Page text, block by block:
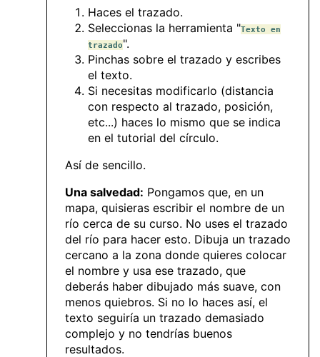
Haces el trazado.
Seleccionas la herramienta "Texto en
trazado".
Pinchas sobre el trazado y escribes
el texto.
Si necesitas modificarlo (distancia
con respecto al trazado, posición,
etc...) haces lo mismo que se indica
en el tutorial del círculo.
Así de sencillo.
Una salvedad: Pongamos que, en un
mapa, quisieras escribir el nombre de un
río cerca de su curso. No uses el trazado
del río para hacer esto. Dibuja un trazado
cercano a la zona donde quieres colocar
el nombre y usa ese trazado, que
deberás haber dibujado más suave, con
menos quiebros. Si no lo haces así, el
texto seguiría un trazado demasiado
complejo y no tendrías buenos
resultados.